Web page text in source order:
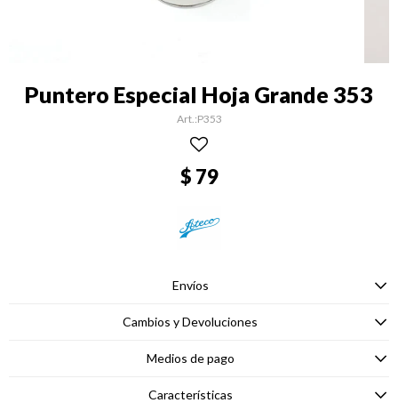
Puntero Especial Hoja Grande 353
P353
$ 79
Envíos
Cambios y Devoluciones
Medios de pago
Características